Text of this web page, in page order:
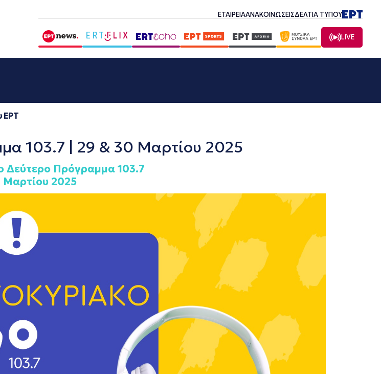
ΕΤΑΙΡΕΙΑΑΝΑΚΟΙΝΩΣΕΙΣΔΕΛΤΙΑ ΤΥΠΟΥ
LIVE
ΕΡΤ
103.7 | 29 & 30 Μαρτίου 2025
Δεύτερο Πρόγραμμα 103.7
Μαρτίου 2025